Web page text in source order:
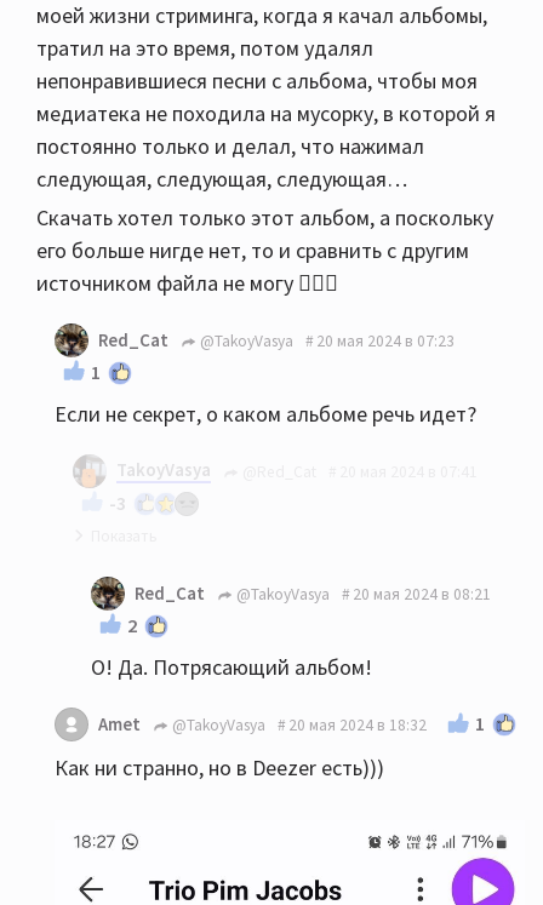
моей жизни стриминга, когда я качал альбомы,
тратил на это время, потом удалял
непонравившиеся песни с альбома, чтобы моя
медиатека не походила на мусорку, в которой я
постоянно только и делал, что нажимал
следующая, следующая, следующая…
Скачать хотел только этот альбом, а поскольку
его больше нигде нет, то и сравнить с другим
источником файла не могу 🤷🏻‍♂️
Red_Cat @TakoyVasya 20 мая 2024 в 07:23
1
Если не секрет, о каком альбоме речь идет?
TakoyVasya
-3
На примере этого альбома как раз и разобрал
сервис: Trio Pim Jacob’s - Come Fly With Me
Red_Cat @TakoyVasya 20 мая 2024 в 08:21
2
О! Да. Потрясающий альбом!
Amet @TakoyVasya 20 мая 2024 в 18:32 1
Как ни странно, но в Deezer есть)))